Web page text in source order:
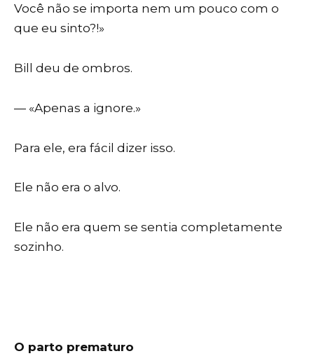
Você não se importa nem um pouco com o
que eu sinto?!»
Bill deu de ombros.
— «Apenas a ignore.»
Para ele, era fácil dizer isso.
Ele não era o alvo.
Ele não era quem se sentia completamente
sozinho.
O parto prematuro